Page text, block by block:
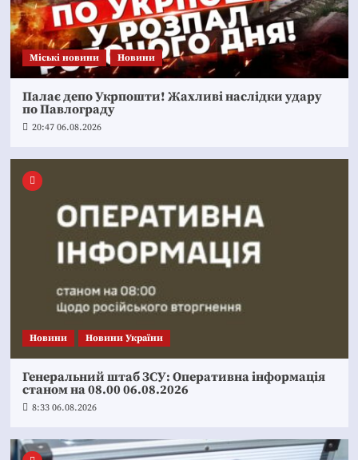
Mіські новини Новини
Палає депо Укрпошти! Жахливі наслідки удару
по Павлограду
20:47 06.08.2026
Новини Новини України
Генеральний штаб ЗСУ: Оперативна інформація
станом на 08.00 06.08.2026
8:33 06.08.2026